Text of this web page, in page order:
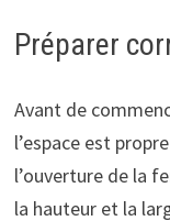
Préparer
Avant de
l’espace est
l’ouverture de la
la hauteur et la